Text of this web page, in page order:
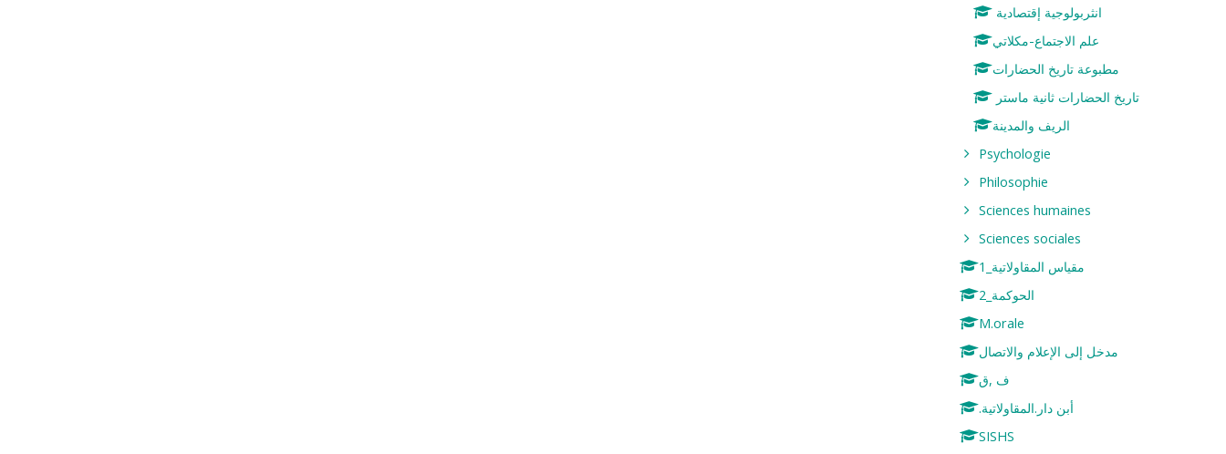
انثربولوجية إقتصادية
علم الاجتماع-مكلاتي
مطبوعة تاريخ الحضارات
تاريخ الحضارات ثانية ماستر
الريف والمدينة
Psychologie
Philosophie
Sciences humaines
Sciences sociales
مقياس المقاولاتية_1
الحوكمة_2
M.orale
مدخل إلى الإعلام والاتصال
ف ,ق
.أبن دار.المقاولاتية
SISHS